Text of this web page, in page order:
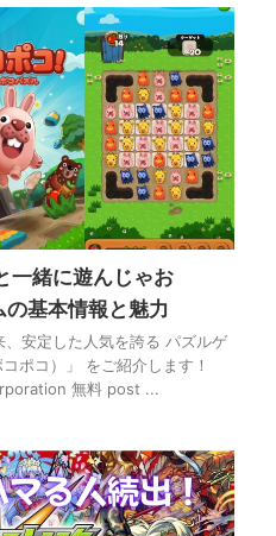
一緒に遊んじゃお
基本情報と魅力
安定した人気を誇る パズルゲ
ポコ）」 をご紹介します！
無料 post ...